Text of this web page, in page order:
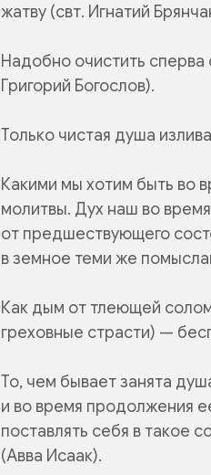
жатву (свт. Игнатий
Надобно очистить сперва
Григорий Богослов).
Только чистая душа
Какими мы хотим быть во
молитвы. Дух наш во
от предшествующего
в земное теми же
Как дым от тлеющей
греховные страсти) —
То, чем бывает занята
и во время продолжения
поставлять себя в такое
(Авва Исаак).